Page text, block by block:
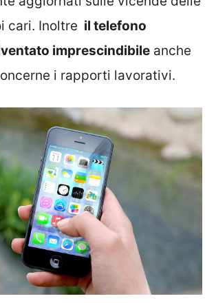
cari. Inoltre il telefono
imprescindibile anche
i rapporti lavorativi.